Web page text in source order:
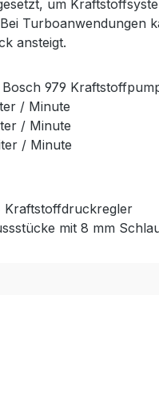
um
Turboanwendungen
ansteigt.
979
/ Minute
/ Minute
/ Minute
Kraftstoffdruckregler
mit 8 mm